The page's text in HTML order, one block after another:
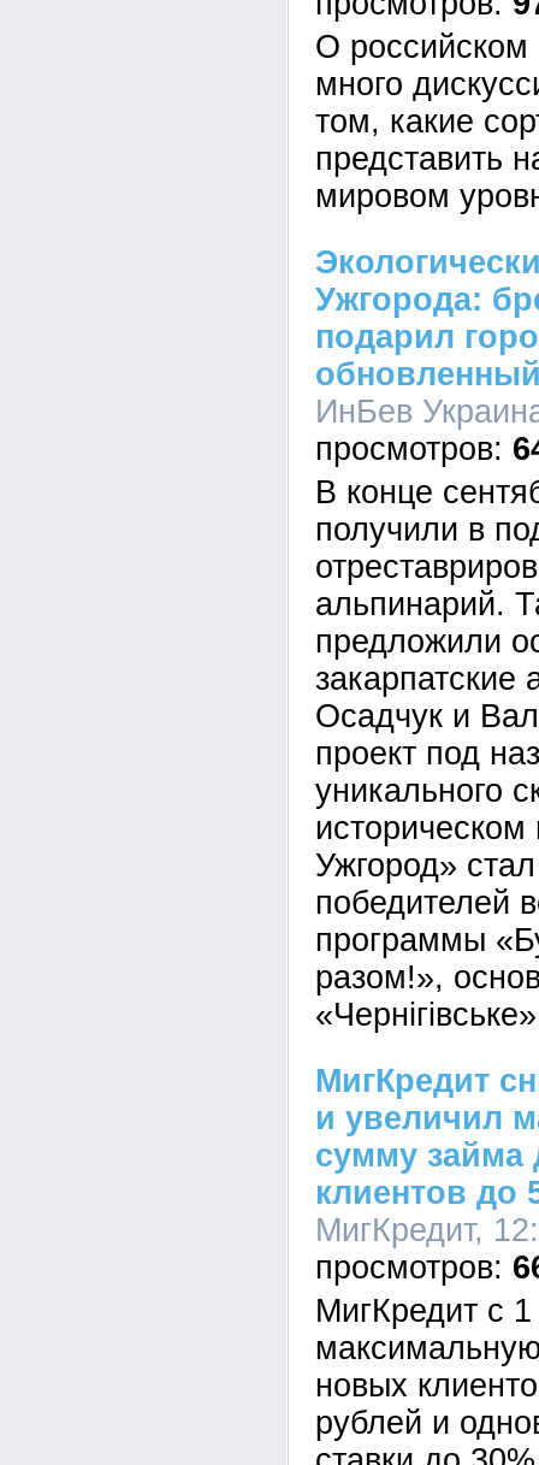
О российском
много
том, какие
представить
мировом
Ужгорода:
подарил
ИнБев
В конце
получили в
альпинарий.
предложили
закарпатские
Осадчук и
проект под
уникального
историческом
Ужгород»
победителей
программы
разом!»,
МигКредит
и увеличил
сумму займа
клиентов до
МигКредит,
МигКредит с 1
новых
рублей и